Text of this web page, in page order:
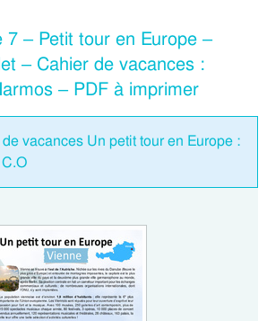
7 – Petit tour en Europe –
– Cahier de vacances :
– PDF à imprimer
vacances Un petit tour en Europe :